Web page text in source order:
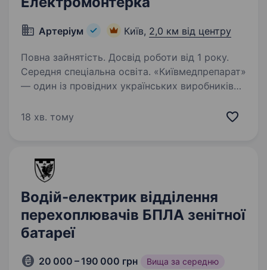
Артеріум Київ, 2,0 км від центру
Повна зайнятість. Досвід роботи від 1 року.
Середня спеціальна освіта. «Київмедпрепарат»
— один із провідних українських виробників
якого формуються з 1847 року. Компанія
18 хв. тому
Водій-електрик відділення
перехоплювачів БПЛА зенітної
батареї
20 000 – 190 000 грн Вища за середню